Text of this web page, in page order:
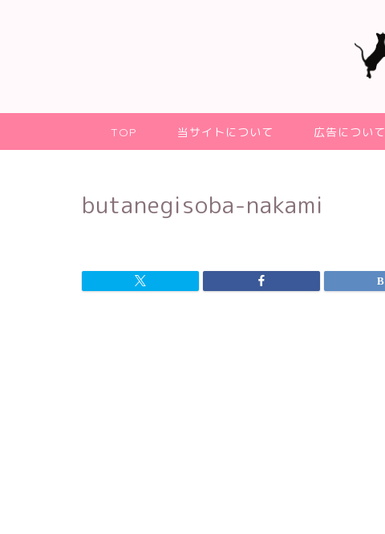
TOP 当サイトについて 広告について
butanegisoba-nakami